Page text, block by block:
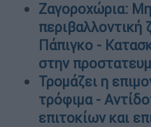
Ζαγοροχώρια:
περιβαλλοντική
Πάπιγκο -
στην
Τρομάζει η
τρόφιμα -
επιτοκίων και